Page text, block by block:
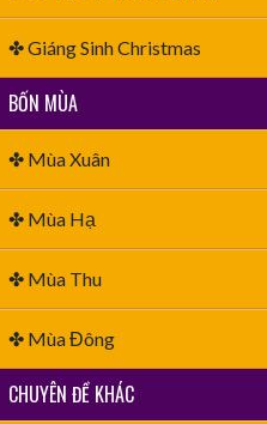
✤ Giáng Sinh Christmas
BỐN MÙA
✤ Mùa Xuân
✤ Mùa Hạ
✤ Mùa Thu
✤ Mùa Đông
CHUYÊN ĐỀ KHÁC